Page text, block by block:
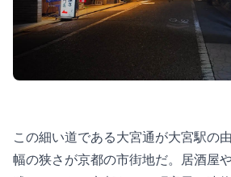
この細い道である大宮通が大宮駅の
幅の狭さが京都の市街地だ。居酒屋